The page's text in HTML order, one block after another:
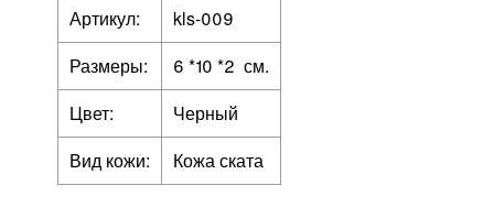
Артикул:
kls-009
Размеры:
6 *10 *2 см.
Цвет:
Черный
Вид кожи:
Кожа ската